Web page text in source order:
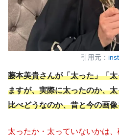
引用元：
藤本美貴さんが「太った」「
ますが、実際に太ったのか、
比べどうなのか、昔と今の画
太ったか・太っていないかは